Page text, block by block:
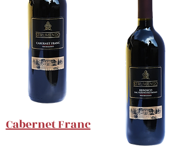
Cabernet Franc